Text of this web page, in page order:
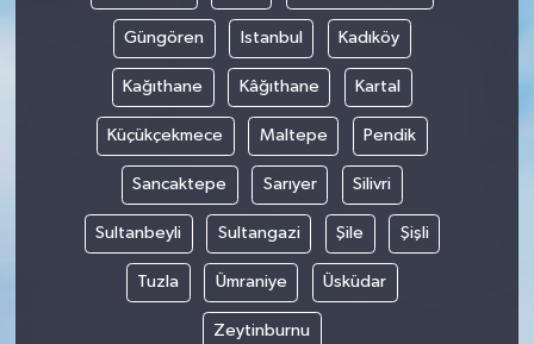
Güngören Istanbul Kadıköy
Kağıthane Kâğıthane Kartal
Küçükçekmece Maltepe Pendik
Sancaktepe Sarıyer Silivri
Sultanbeyli Sultangazi Şile Şişli
Tuzla Ümraniye Üsküdar
Zeytinburnu